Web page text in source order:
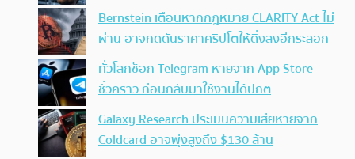
Bernstein เตือนหากกฎหมาย CLARITY Act ไม่
ผ่าน อาจกดดันราคาคริปโตให้ดิ่งลงอีกระลอก
ทั่วโลกช็อก Telegram หายจาก App Store
ชั่วคราว ก่อนกลับมาใช้งานได้ปกติ
Galaxy Research ประเมินความเสียหายจาก
Coldcard อาจพุ่งสูงถึง $130 ล้าน